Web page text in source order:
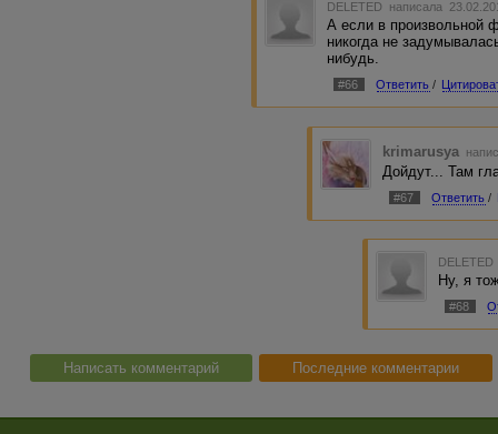
DELETED написала
А если в произвольной
никогда не
нибудь.
#66 Ответить /
krimarusya
Дойдут... Там
#67 Ответить /
DELETED
Ну, я
#68
Написать комментарий Последние комментарии